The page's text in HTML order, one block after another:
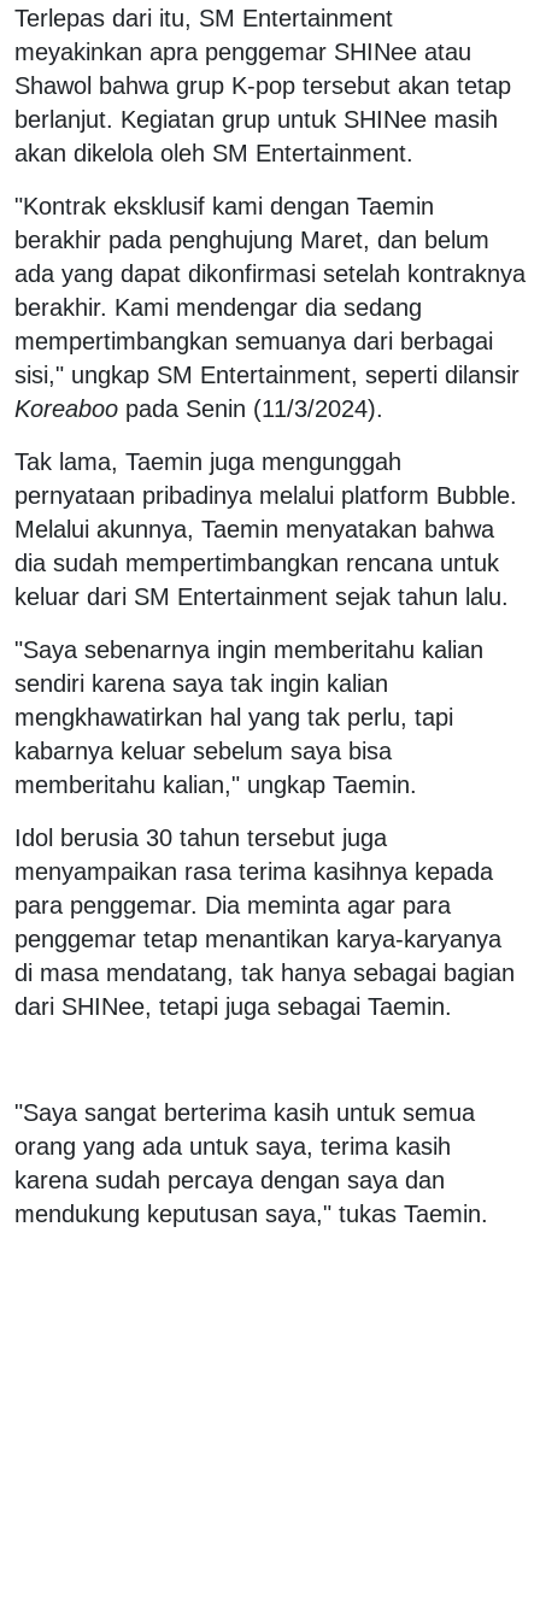
Terlepas dari itu, SM Entertainment
meyakinkan apra penggemar SHINee atau
Shawol bahwa grup K-pop tersebut akan tetap
berlanjut. Kegiatan grup untuk SHINee masih
akan dikelola oleh SM Entertainment.
"Kontrak eksklusif kami dengan Taemin
berakhir pada penghujung Maret, dan belum
ada yang dapat dikonfirmasi setelah kontraknya
berakhir. Kami mendengar dia sedang
mempertimbangkan semuanya dari berbagai
sisi," ungkap SM Entertainment, seperti dilansir
Koreaboo pada Senin (11/3/2024).
Tak lama, Taemin juga mengunggah
pernyataan pribadinya melalui platform Bubble.
Melalui akunnya, Taemin menyatakan bahwa
dia sudah mempertimbangkan rencana untuk
keluar dari SM Entertainment sejak tahun lalu.
"Saya sebenarnya ingin memberitahu kalian
sendiri karena saya tak ingin kalian
mengkhawatirkan hal yang tak perlu, tapi
kabarnya keluar sebelum saya bisa
memberitahu kalian," ungkap Taemin.
Idol berusia 30 tahun tersebut juga
menyampaikan rasa terima kasihnya kepada
para penggemar. Dia meminta agar para
penggemar tetap menantikan karya-karyanya
di masa mendatang, tak hanya sebagai bagian
dari SHINee, tetapi juga sebagai Taemin.
"Saya sangat berterima kasih untuk semua
orang yang ada untuk saya, terima kasih
karena sudah percaya dengan saya dan
mendukung keputusan saya," tukas Taemin.